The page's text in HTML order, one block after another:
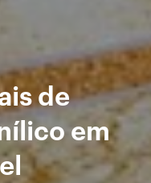
de
em